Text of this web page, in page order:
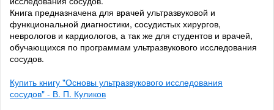
Книга предназначена для врачей ультразвуковой и
функциональной диагностики, сосудистых хирургов,
неврологов и кардиологов, а так же для студентов и врачей,
обучающихся по программам ультразвукового исследования
сосудов.
Купить книгу "Основы ультразвукового исследования
сосудов" - В. П. Куликов